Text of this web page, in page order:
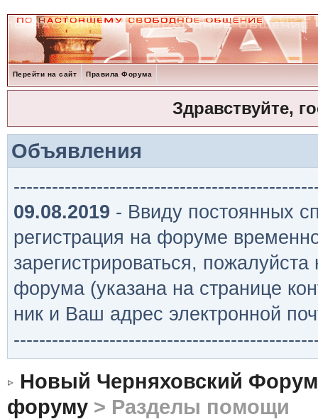
Перейти на сайт Правила Форума
Здравствуйте,
Объявления
09.08.2019 - Ввиду постоянных
регистрация на форуме
зарегистрироваться,
форума (указана на странице
ник и Ваш адрес электронной
Новый Черняховский Форум
форуму> Разделы помощи